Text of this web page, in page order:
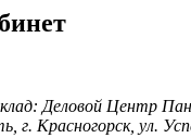
Деловой Центр
г. Красногорск, ул.